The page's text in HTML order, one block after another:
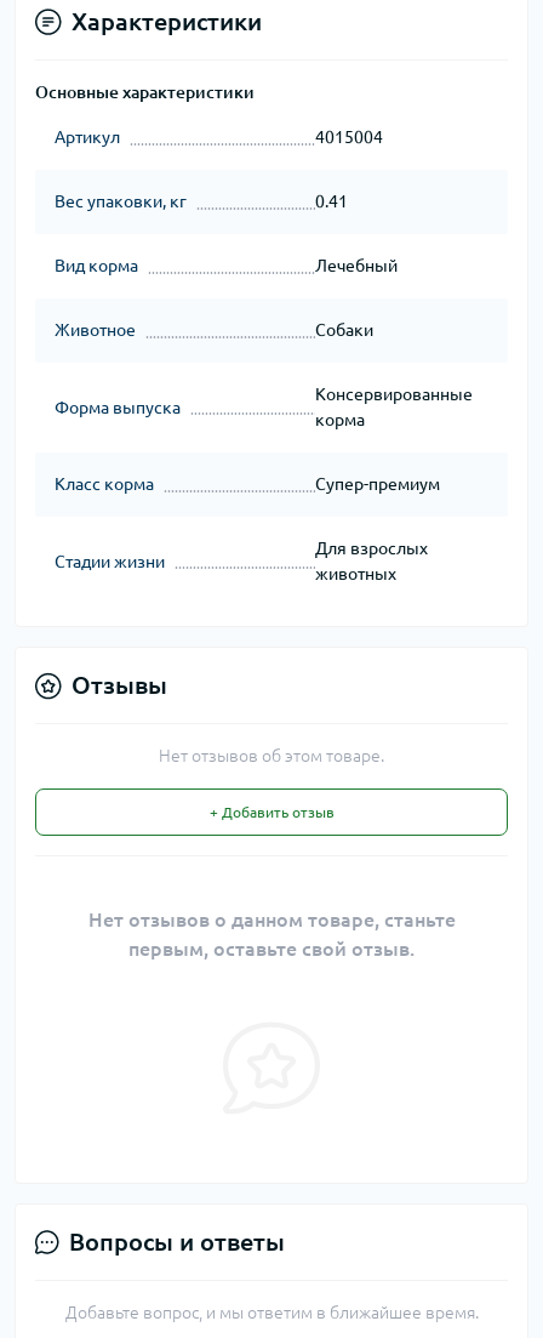
Характеристики
Основные характеристики
Артикул 4015004
Вес упаковки, кг 0.41
Вид корма Лечебный
Животное Собаки
Форма выпуска
Консервированные
корма
Класс корма Супер-премиум
Стадии жизни
Для взрослых
животных
Отзывы
Нет отзывов об этом товаре.
+ Добавить отзыв
Нет отзывов о данном товаре, станьте
первым, оставьте свой отзыв.
Вопросы и ответы
Добавьте вопрос, и мы ответим в ближайшее время.